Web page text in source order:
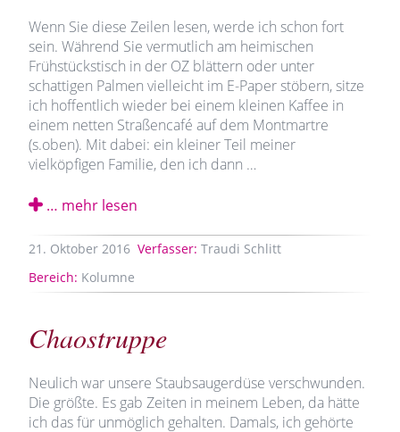
Wenn Sie diese Zeilen lesen, werde ich schon fort
sein. Während Sie vermutlich am heimischen
Frühstückstisch in der OZ blättern oder unter
schattigen Palmen vielleicht im E-Paper stöbern, sitze
ich hoffentlich wieder bei einem kleinen Kaffee in
einem netten Straßencafé auf dem Montmartre
(s.oben). Mit dabei: ein kleiner Teil meiner
vielköpfigen Familie, den ich dann …
… mehr lesen
21. Oktober 2016 Verfasser: Traudi Schlitt
Bereich: Kolumne
Chaostruppe
Neulich war unsere Staubsaugerdüse verschwunden.
Die größte. Es gab Zeiten in meinem Leben, da hätte
ich das für unmöglich gehalten. Damals, ich gehörte